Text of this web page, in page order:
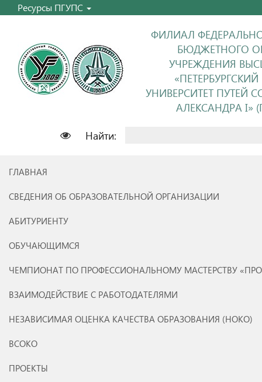
Ресурсы ПГУПС
ФИЛИАЛ
БЮДЖЕТНОГО
УЧРЕЖДЕНИЯ
УНИВЕРСИТЕТ ПУТЕЙ
АЛЕКСАНДРА I»
Найти:
ГЛАВНАЯ
СВЕДЕНИЯ ОБ ОБРАЗОВАТЕЛЬНОЙ ОРГАНИЗАЦИИ
АБИТУРИЕНТУ
ОБУЧАЮЩИМСЯ
ЧЕМПИОНАТ ПО ПРОФЕССИОНАЛЬНОМУ МАСТЕРСТВУ
ВЗАИМОДЕЙСТВИЕ С РАБОТОДАТЕЛЯМИ
НЕЗАВИСИМАЯ ОЦЕНКА КАЧЕСТВА ОБРАЗОВАНИЯ (НОКО)
ВСОКО
ПРОЕКТЫ